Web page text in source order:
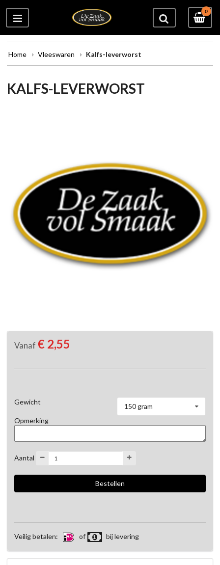
0
Home Vleeswaren Kalfs-leverworst
KALFS-LEVERWORST
Vanaf € 2,55
Gewicht
150 gram
Opmerking
Aantal
Veilig betalen: of bij levering